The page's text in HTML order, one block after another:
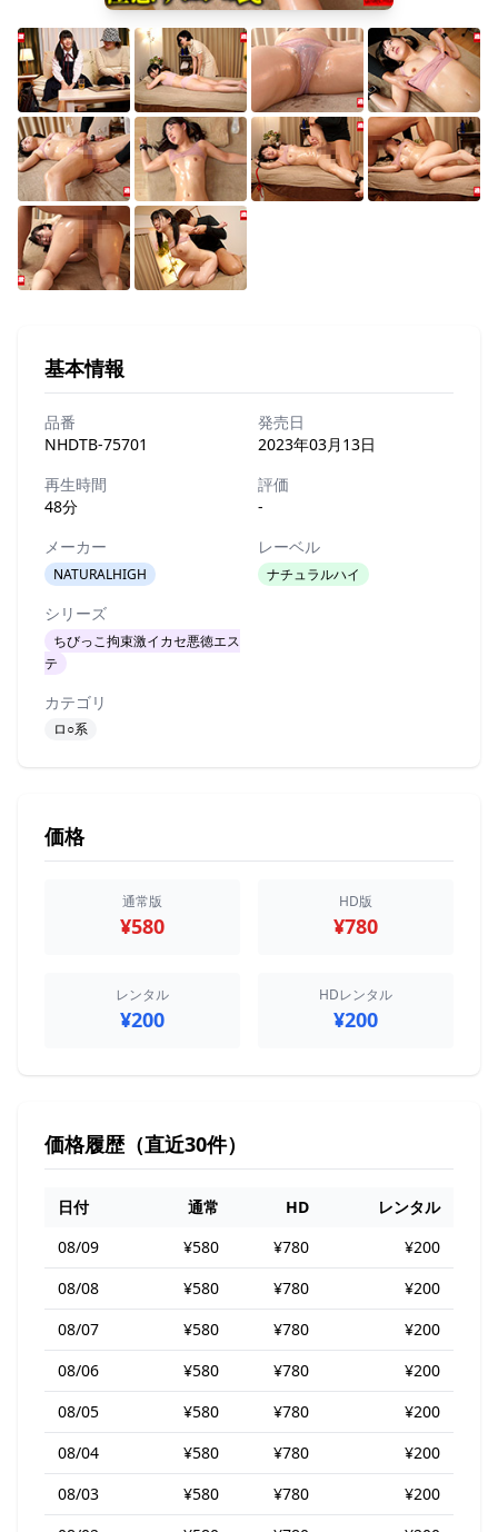
基本情報
品番
NHDTB-75701
発売日
2023年03月13日
再生時間
48分
評価
-
メーカー
NATURALHIGH
レーベル
ナチュラルハイ
シリーズ
ちびっこ拘束激イカセ悪徳エス
テ
カテゴリ
ロ○系
価格
通常版
¥580
HD版
¥780
レンタル
¥200
HDレンタル
¥200
価格履歴（直近30件）
日付 通常 HD
レンタル
08/09
¥580 ¥780
¥200
08/08
¥580 ¥780
¥200
08/07
¥580 ¥780
¥200
08/06
¥580 ¥780
¥200
08/05
¥580 ¥780
¥200
08/04
¥580 ¥780
¥200
08/03
¥580 ¥780
¥200